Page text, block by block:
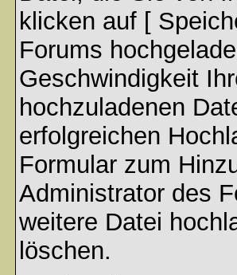
klicken auf [
Forums
Geschwindigkeit
hochzuladenen
erfolgreichen
Formular zum
Administrator des
weitere Datei
löschen.